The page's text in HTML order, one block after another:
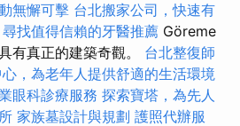
無懈可擊 台北搬家公司，快速有
尋找值得信賴的牙醫推薦 Göreme
有真正的建築奇觀。 台北整復師
，為老年人提供舒適的生活環境
眼科診療服務 探索寶塔，為先人
家族墓設計與規劃 護照代辦服